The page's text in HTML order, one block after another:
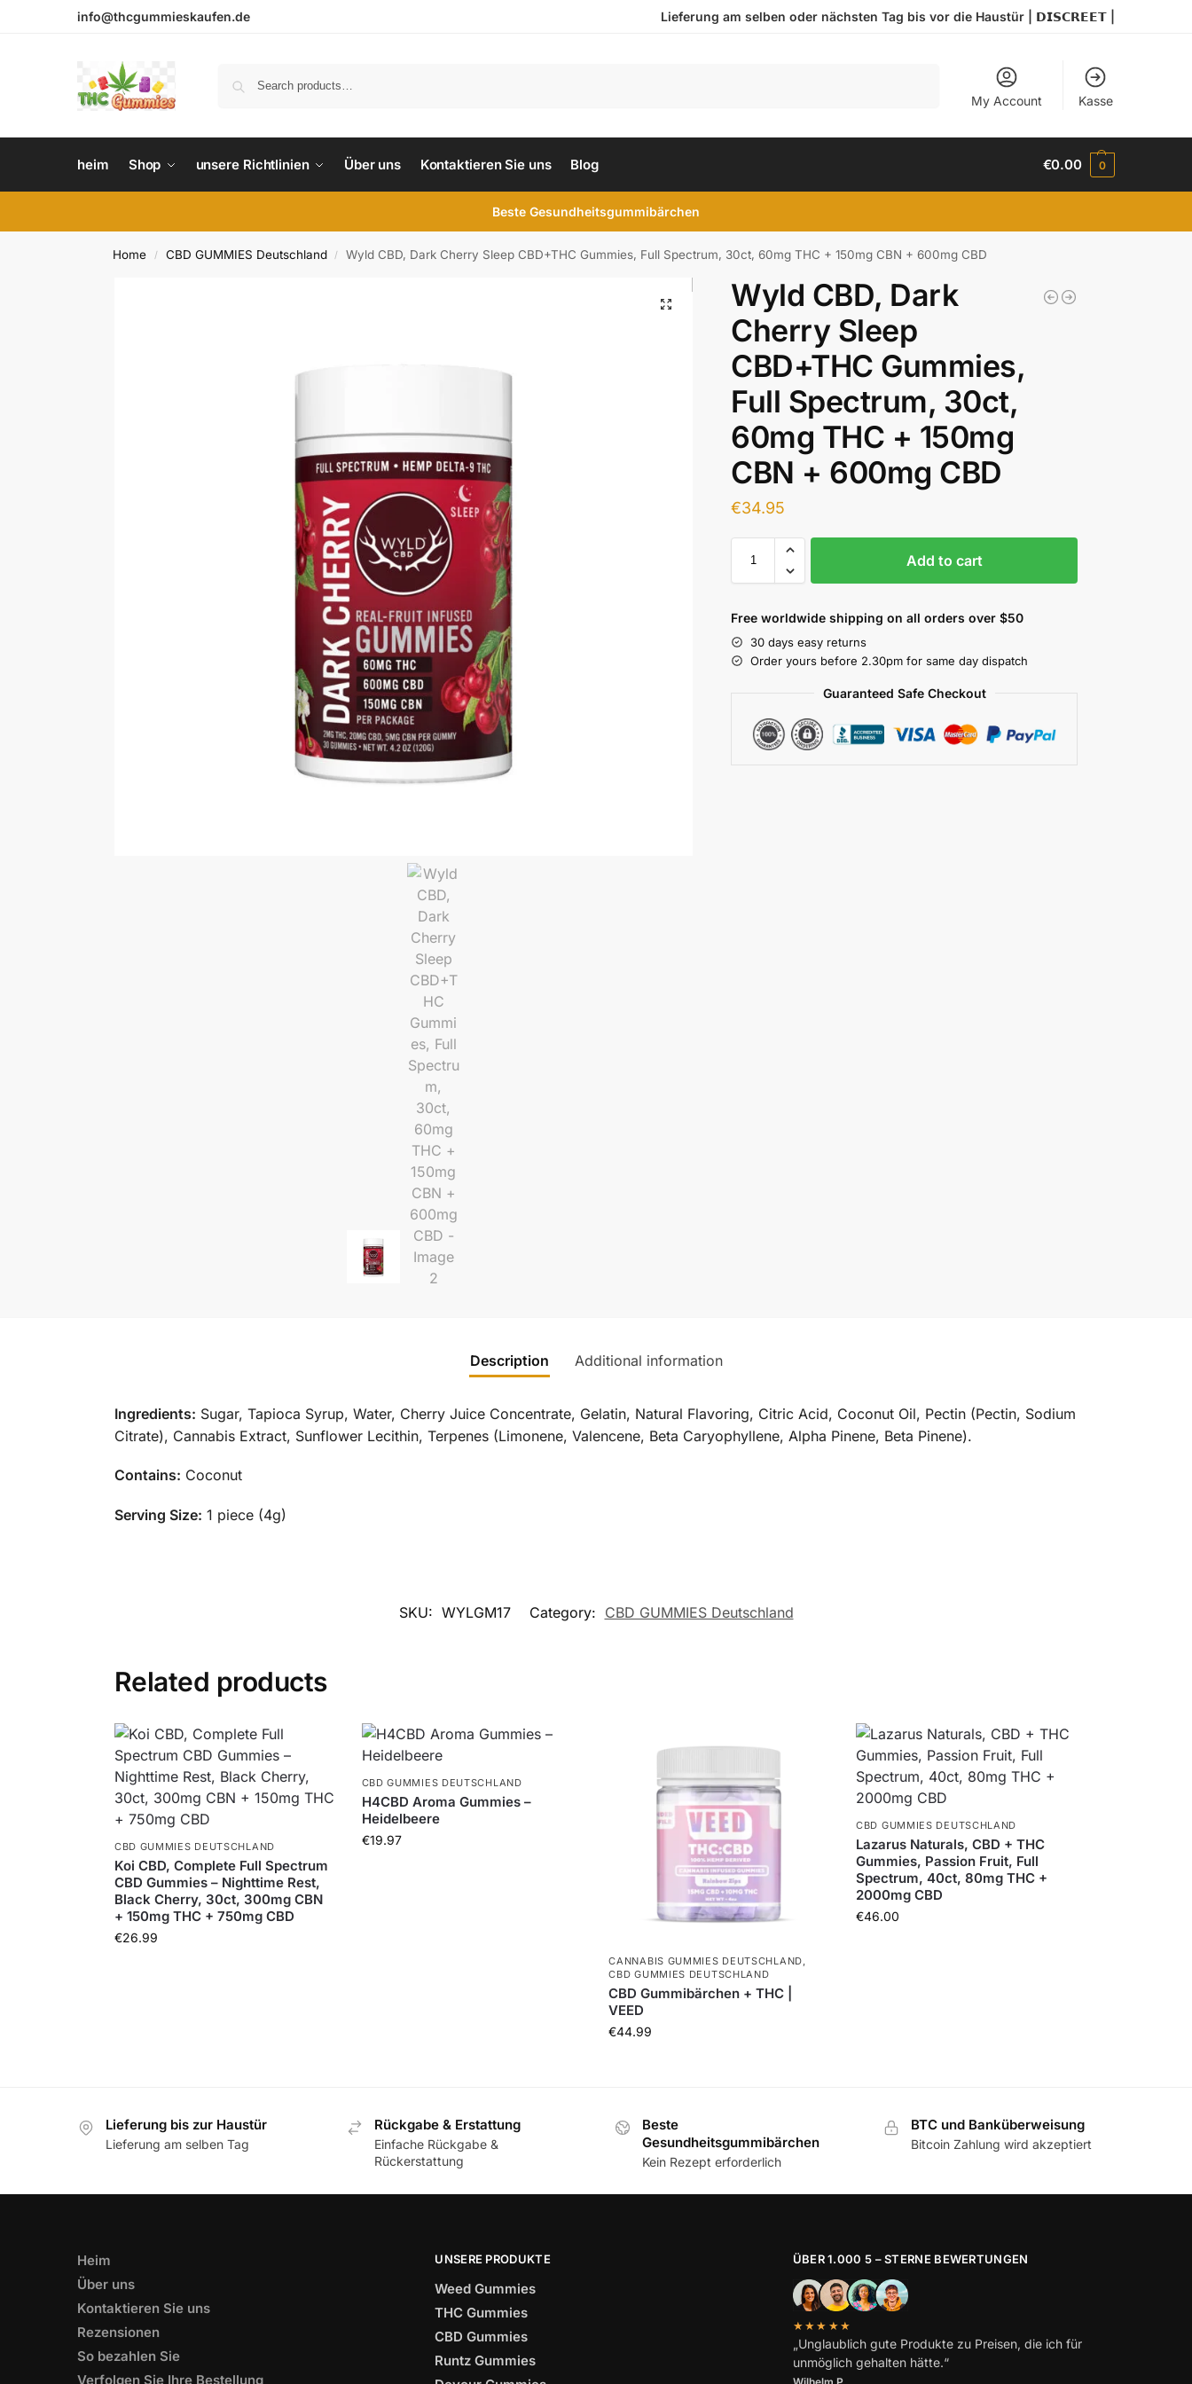
info@thcgummieskaufen.de Lieferung am selben oder nächsten Tag bis vor die Haustür | 𝗗𝗜𝗦𝗖𝗥𝗘𝗘𝗧 |
My Account Kasse
heim Shop unsere Richtlinien Über uns Kontaktieren Sie uns Blog €0.00 0
Beste Gesundheitsgummibärchen
Home / CBD GUMMIES Deutschland / Wyld CBD, Dark Cherry Sleep CBD+THC Gummies, Full Spectrum, 30ct, 60mg THC + 150mg CBN + 600mg CBD
Wyld CBD, Dark
Cherry Sleep
CBD+THC Gummies,
Full Spectrum, 30ct,
60mg THC + 150mg
CBN + 600mg CBD
€34.95
Add to cart
Free worldwide shipping on all orders over $50
30 days easy returns
Order yours before 2.30pm for same day dispatch
Guaranteed Safe Checkout
Description Additional information
Ingredients: Sugar, Tapioca Syrup, Water, Cherry Juice Concentrate, Gelatin, Natural Flavoring, Citric Acid, Coconut Oil, Pectin (Pectin, Sodium
Citrate), Cannabis Extract, Sunflower Lecithin, Terpenes (Limonene, Valencene, Beta Caryophyllene, Alpha Pinene, Beta Pinene).
Contains: Coconut
Serving Size: 1 piece (4g)
SKU: WYLGM17 Category: CBD GUMMIES Deutschland
Related products
CBD GUMMIES DEUTSCHLAND
Koi CBD, Complete Full Spectrum
CBD Gummies – Nighttime Rest,
Black Cherry, 30ct, 300mg CBN
+ 150mg THC + 750mg CBD
€26.99
CBD GUMMIES DEUTSCHLAND
H4CBD Aroma Gummies –
Heidelbeere
€19.97
CANNABIS GUMMIES DEUTSCHLAND
CBD GUMMIES DEUTSCHLAND
CBD Gummibärchen + THC |
VEED
€44.99
CBD GUMMIES DEUTSCHLAND
Lazarus Naturals, CBD + THC
Gummies, Passion Fruit, Full
Spectrum, 40ct, 80mg THC +
2000mg CBD
€46.00
Lieferung bis zur Haustür
Lieferung am selben Tag
Rückgabe & Erstattung
Einfache Rückgabe &
Rückerstattung
Beste
Gesundheitsgummibärchen
Kein Rezept erforderlich
BTC und Banküberweisung
Bitcoin Zahlung wird akzeptiert
Heim
Über uns
Kontaktieren Sie uns
Rezensionen
So bezahlen Sie
Verfolgen Sie Ihre Bestellung
UNSERE PRODUKTE
Weed Gummies
THC Gummies
CBD Gummies
Runtz Gummies
ÜBER 1.000 5 – STERNE BEWERTUNGEN
★★★★★
„Unglaublich gute Produkte zu Preisen, die ich für
unmöglich gehalten hätte.“